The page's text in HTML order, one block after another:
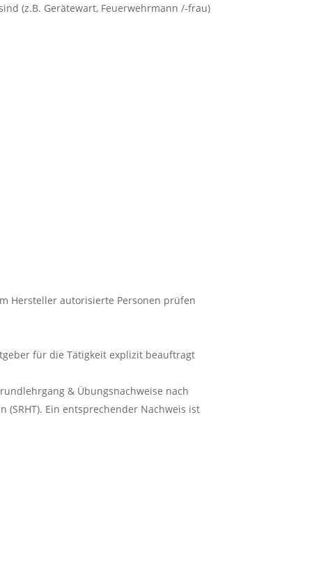
(z.B. Gerätewart, Feuerwehrmann /-frau)
Hersteller autorisierte Personen prüfen
für die Tätigkeit explizit beauftragt
& Übungsnachweise nach
(SRHT). Ein entsprechender Nachweis ist